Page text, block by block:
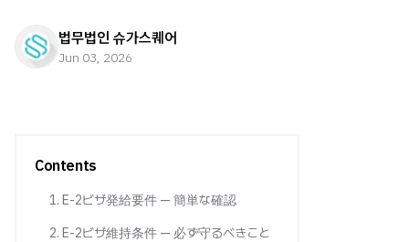
법무법인 슈가스퀘어
Jun 03, 2026
Contents
1. E-2ビザ発給要件 — 簡単な確認
2. E-2ビザ維持条件 — 必ず守るべきこと